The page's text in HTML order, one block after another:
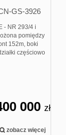
GS-3926
- NR 293/4 i
pomiędzy
152m, boki
częściowo
000 zł
zobacz więcej